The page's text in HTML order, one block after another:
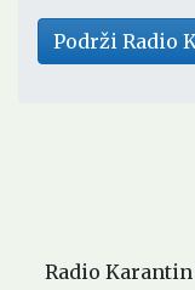
Podrži Radio
Radio